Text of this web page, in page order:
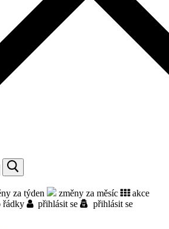
za týden změny za měsíc
akce
řádky přihlásit se
přihlásit se